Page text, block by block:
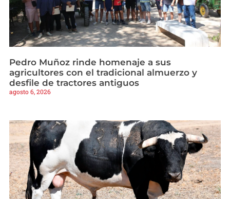
Pedro Muñoz rinde homenaje a sus
agricultores con el tradicional almuerzo y
desfile de tractores antiguos
agosto 6, 2026